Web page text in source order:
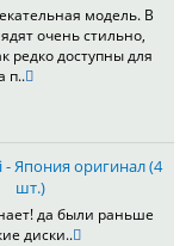
модель. В
очень стильно,
редко доступны для
п..
- Япония оригинал (4
шт.)
да были раньше
диски..